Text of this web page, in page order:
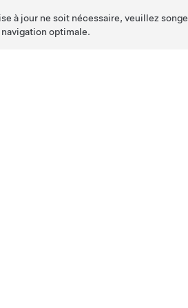
à jour ne soit nécessaire, veuillez
optimale.